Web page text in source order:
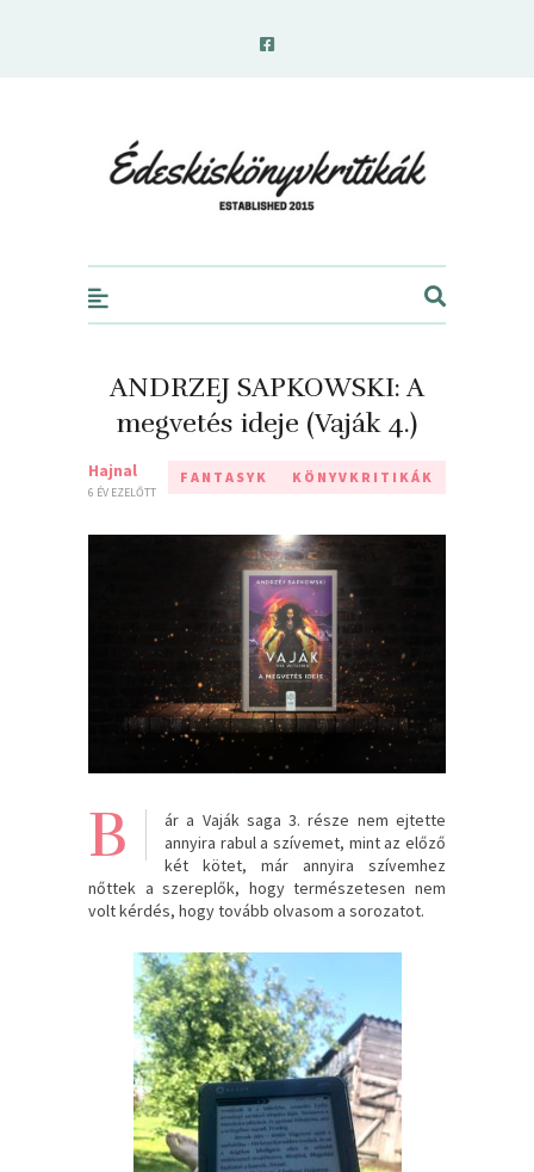
ANDRZEJ SAPKOWSKI: A
megvetés ideje (Vaják 4.)
Hajnal
6 ÉV EZELŐTT
FANTASYK KÖNYVKRITIKÁK
B
ár a Vaják saga 3. része nem ejtette
annyira rabul a szívemet, mint az előző
két kötet, már annyira szívemhez
nőttek a szereplők, hogy természetesen nem
volt kérdés, hogy tovább olvasom a sorozatot.